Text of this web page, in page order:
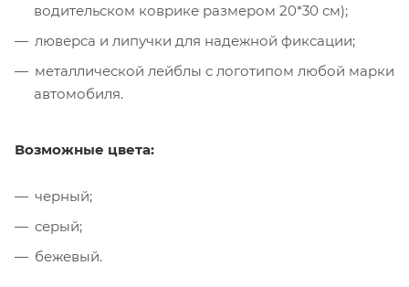
водительском коврике размером 20*30 см);
люверса и липучки для надежной фиксации;
металлической лейблы с логотипом любой марки
автомобиля.
Возможные цвета:
черный;
серый;
бежевый.